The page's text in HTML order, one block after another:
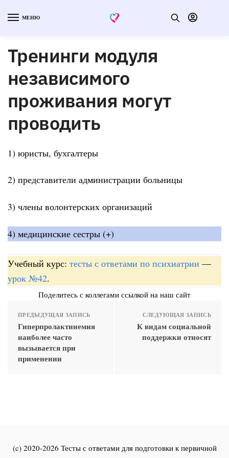
МЕНЮ
Тренинги модуля
независимого
проживания могут
проводить
1) юристы, бухгалтеры
2) представители администрации больницы
3) члены волонтерских организаций
4) медицинские сестры (+)
Учебный курс: тесты с ответами по психиатрии —
урок №42.
Поделитесь с коллегами ссылкой на наш сайт
ПРЕДЫДУЩАЯ ЗАПИСЬ
Гиперпролактинемия
наиболее часто
вызывается при
применении
СЛЕДУЮЩАЯ ЗАПИСЬ
К видам социальной
поддержки относят
(c) 2020-2026 Тесты с ответами для подготовки к первичной